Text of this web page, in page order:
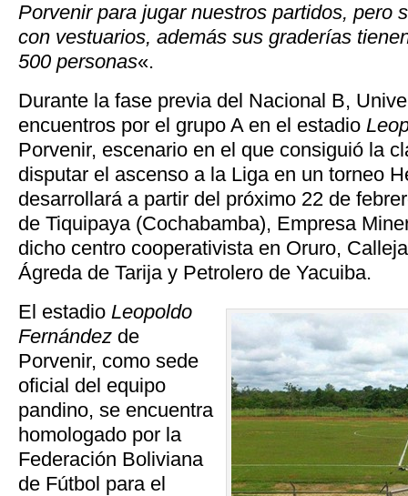
Porvenir para jugar nuestros partidos, pero
con vestuarios, además sus graderías
500 personas«.
Durante la fase previa del Nacional B,
encuentros por el grupo A en el estadio
Porvenir, escenario en el que consiguió la
disputar el ascenso a la Liga en un torneo
desarrollará a partir del próximo 22 de
de Tiquipaya (Cochabamba), Empresa
dicho centro cooperativista en Oruro,
Ágreda de Tarija y Petrolero de Yacuiba.
El estadio Leopoldo
Fernández de
Porvenir, como sede
oficial del equipo
pandino, se encuentra
homologado por la
Federación Boliviana
de Fútbol para el